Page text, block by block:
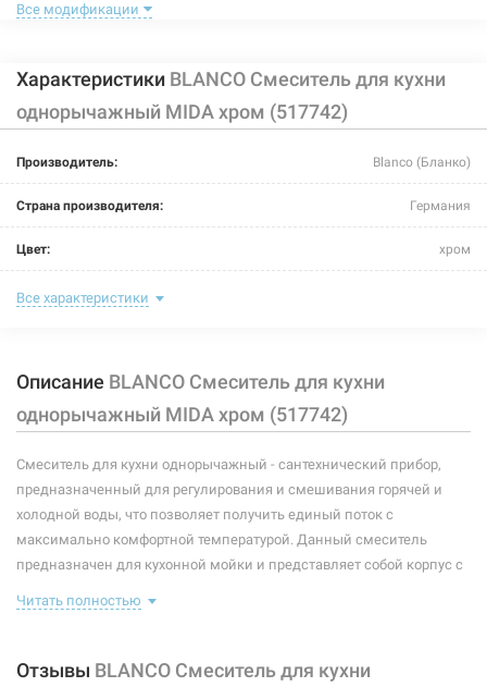
Артикул:226518
BLANCO Смеситель для кухни однорычажный MIDA
жасмин (519419)
3006 грн
Артикул: 226516
BLANCO Смеситель для кухни однорычажный MIDA
3006 грн
Все модификации
Характеристики BLANCO Смеситель для кухни
однорычажный MIDA хром (517742)
Производитель: Blanco (Бланко)
Страна производителя: Германия
Цвет: хром
Назначение смесителя:
Размер картриджа:
Тип конструкции:
Тип смесителя (крана): однорычажный
Материал корпуса смесителя (крана):
Тип излива:
Все характеристики
Описание BLANCO Смеситель для кухни
однорычажный MIDA хром (517742)
Смеситель для кухни однорычажный - сантехнический прибор,
предназначенный для регулирования и смешивания горячей и
холодной воды, что позволяет получить единый поток с
максимально комфортной температурой. Данный смеситель
предназначен для кухонной мойки и представляет собой корпус с
позволяющего контролировать поток и температуру воды.
высота до аэратора: 221 мм
Читать полностью
Отзывы BLANCO Смеситель для кухни